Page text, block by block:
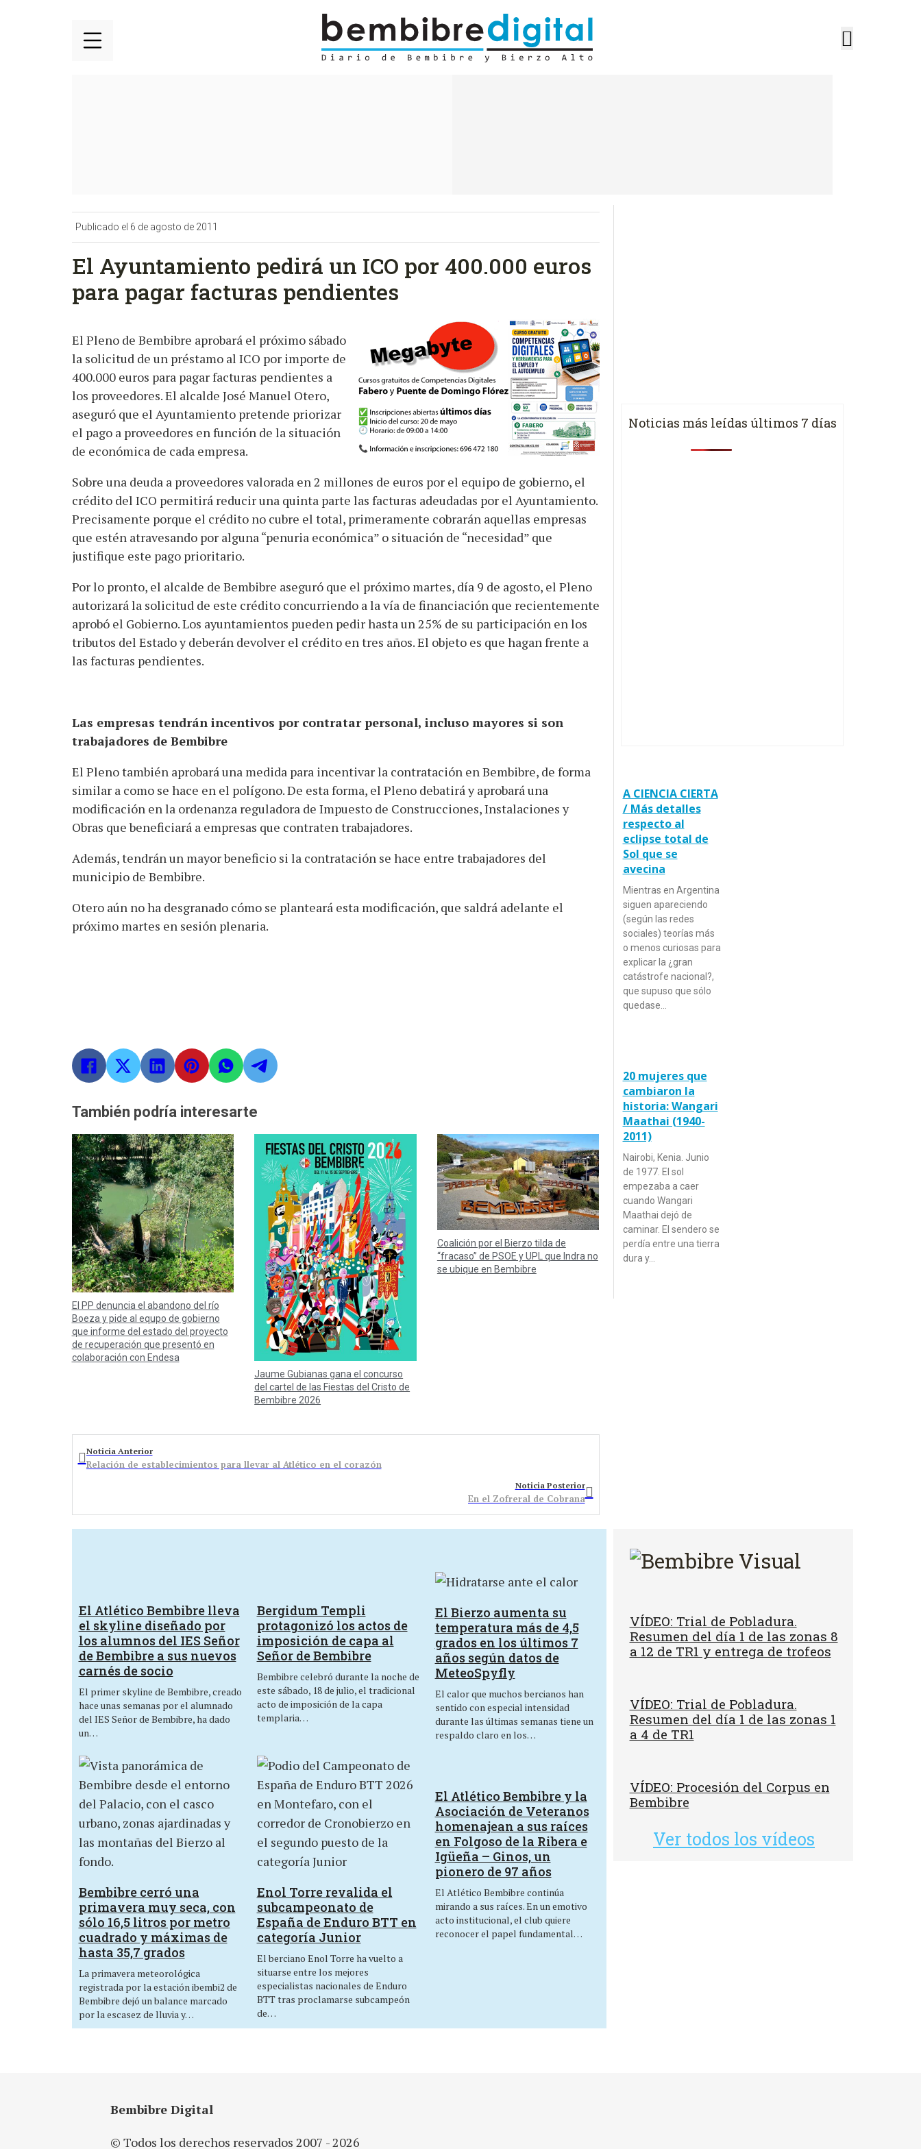
Publicado el 6 de agosto de 2011
El Ayuntamiento pedirá un ICO por 400.000 euros
para pagar facturas pendientes
El Pleno de Bembibre aprobará el próximo sábado
la solicitud de un préstamo al ICO por importe de
400.000 euros para pagar facturas pendientes a
los proveedores. El alcalde José Manuel Otero,
aseguró que el Ayuntamiento pretende priorizar
el pago a proveedores en función de la situación
de económica de cada empresa.
Sobre una deuda a proveedores valorada en 2 millones de euros por el equipo de gobierno, el
crédito del ICO permitirá reducir una quinta parte las facturas adeudadas por el Ayuntamiento.
Precisamente porque el crédito no cubre el total, primeramente cobrarán aquellas empresas
que estén atravesando por alguna “penuria económica” o situación de “necesidad” que
justifique este pago prioritario.
Por lo pronto, el alcalde de Bembibre aseguró que el próximo martes, día 9 de agosto, el Pleno
autorizará la solicitud de este crédito concurriendo a la vía de financiación que recientemente
aprobó el Gobierno. Los ayuntamientos pueden pedir hasta un 25% de su participación en los
tributos del Estado y deberán devolver el crédito en tres años. El objeto es que hagan frente a
las facturas pendientes.
Las empresas tendrán incentivos por contratar personal, incluso mayores si son
trabajadores de Bembibre
El Pleno también aprobará una medida para incentivar la contratación en Bembibre, de forma
similar a como se hace en el polígono. De esta forma, el Pleno debatirá y aprobará una
modificación en la ordenanza reguladora de Impuesto de Construcciones, Instalaciones y
Obras que beneficiará a empresas que contraten trabajadores.
Además, tendrán un mayor beneficio si la contratación se hace entre trabajadores del
municipio de Bembibre.
Otero aún no ha desgranado cómo se planteará esta modificación, que saldrá adelante el
próximo martes en sesión plenaria.
También podría interesarte
El PP denuncia el abandono del río
Boeza y pide al equpo de gobierno
que informe del estado del proyecto
de recuperación que presentó en
colaboración con Endesa
Jaume Gubianas gana el concurso
del cartel de las Fiestas del Cristo de
Bembibre 2026
Coalición por el Bierzo tilda de
“fracaso” de PSOE y UPL que Indra no
se ubique en Bembibre
Noticia Anterior
Relación de establecimientos para llevar al Atlético en el corazón
Noticia Posterior
En el Zofreral de Cobrana
Noticias más leídas últimos 7 días
A CIENCIA CIERTA
/ Más detalles
respecto al
eclipse total de
Sol que se
avecina
Mientras en Argentina
siguen apareciendo
(según las redes
sociales) teorías más
o menos curiosas para
explicar la ¿gran
catástrofe nacional?,
que supuso que sólo
quedase…
20 mujeres que
cambiaron la
historia: Wangari
Maathai (1940-
2011)
Nairobi, Kenia. Junio
de 1977. El sol
empezaba a caer
cuando Wangari
Maathai dejó de
caminar. El sendero se
perdía entre una tierra
dura y…
El Atlético Bembibre lleva
el skyline diseñado por
los alumnos del IES Señor
de Bembibre a sus nuevos
carnés de socio
El primer skyline de Bembibre, creado
hace unas semanas por el alumnado
del IES Señor de Bembibre, ha dado
un…
Bergidum Templi
protagonizó los actos de
imposición de capa al
Señor de Bembibre
Bembibre celebró durante la noche de
este sábado, 18 de julio, el tradicional
acto de imposición de la capa
templaria…
El Bierzo aumenta su
temperatura más de 4,5
grados en los últimos 7
años según datos de
MeteoSpyfly
El calor que muchos bercianos han
sentido con especial intensidad
durante las últimas semanas tiene un
respaldo claro en los…
Bembibre cerró una
primavera muy seca, con
sólo 16,5 litros por metro
cuadrado y máximas de
hasta 35,7 grados
La primavera meteorológica
registrada por la estación ibembi2 de
Bembibre dejó un balance marcado
por la escasez de lluvia y…
Enol Torre revalida el
subcampeonato de
España de Enduro BTT en
categoría Junior
El berciano Enol Torre ha vuelto a
situarse entre los mejores
especialistas nacionales de Enduro
BTT tras proclamarse subcampeón
de…
El Atlético Bembibre y la
Asociación de Veteranos
homenajean a sus raíces
en Folgoso de la Ribera e
Igüeña – Ginos, un
pionero de 97 años
El Atlético Bembibre continúa
mirando a sus raíces. En un emotivo
acto institucional, el club quiere
reconocer el papel fundamental…
VÍDEO: Trial de Pobladura.
Resumen del día 1 de las zonas 8
a 12 de TR1 y entrega de trofeos
VÍDEO: Trial de Pobladura.
Resumen del día 1 de las zonas 1
a 4 de TR1
VÍDEO: Procesión del Corpus en
Bembibre
Ver todos los vídeos
Bembibre Digital
© Todos los derechos reservados 2007 - 2026